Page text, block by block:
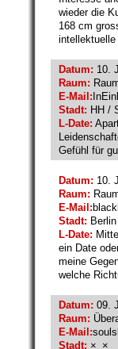
wieder die
168 cm
Datum: 10.
Raum:
E-Mail:
Stadt: HH /
L-Date:
Gefühl für
Datum: 10.
Raum:
E-Mail:
Stadt: Berlin
L-Date:
ein Date
meine
welche
Datum: 09.
Raum:
E-Mail:
Stadt: ×_×